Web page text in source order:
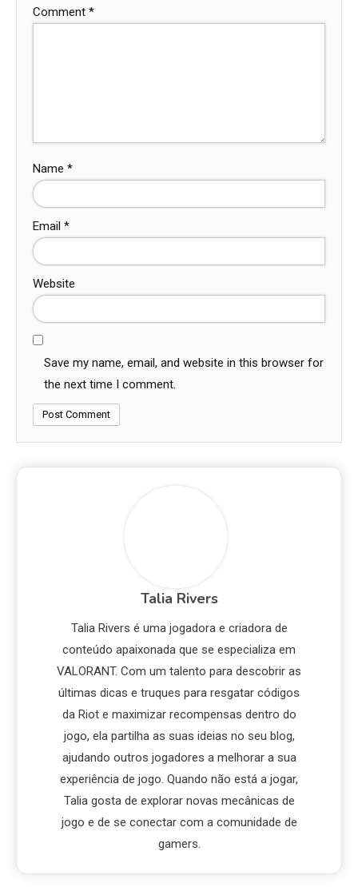
Comment *
Name *
Email *
Website
Save my name, email, and website in this browser for
the next time I comment.
Talia Rivers
Talia Rivers é uma jogadora e criadora de
conteúdo apaixonada que se especializa em
VALORANT. Com um talento para descobrir as
últimas dicas e truques para resgatar códigos
da Riot e maximizar recompensas dentro do
jogo, ela partilha as suas ideias no seu blog,
ajudando outros jogadores a melhorar a sua
experiência de jogo. Quando não está a jogar,
Talia gosta de explorar novas mecânicas de
jogo e de se conectar com a comunidade de
gamers.